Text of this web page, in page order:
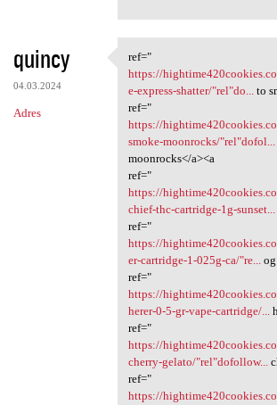
quincy
04.03.2024
Adres
ref=" https:/
ref="
https://
e-express-shatter/"rel"do...to
ref="
https://
smoke-moonrocks/"rel"dofol...
moonrocks</a><a
ref="
https://
chief-thc-cartridge-1g-sunset...
ref="
https://
er-cartridge-1-025g-ca/"re...og
ref="
https://
herer-0-5-gr-vape-cartridge/...
ref="
https://
cherry-gelato/"rel"dofollow...
ref="
https://